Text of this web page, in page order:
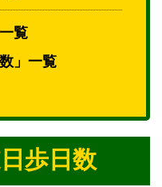
覧
」一覧
歩日数